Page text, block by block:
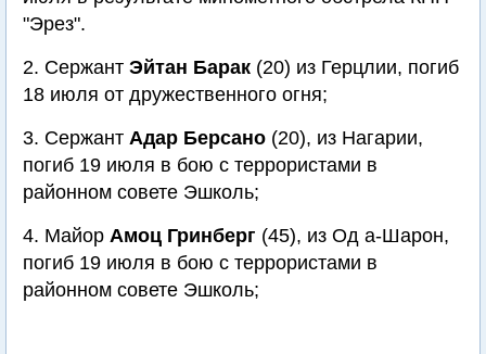
"Эрез".
2. Сержант Эйтан Барак (20) из Герцлии, погиб
18 июля от дружественного огня;
3. Сержант Адар Берсано (20), из Нагарии,
погиб 19 июля в бою с террористами в
районном совете Эшколь;
4. Майор Амоц Гринберг (45), из Од а-Шарон,
погиб 19 июля в бою с террористами в
районном совете Эшколь;